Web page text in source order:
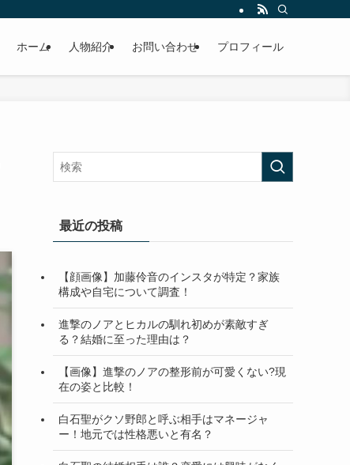
ホーム 人物紹介 お問い合わせ プロフィール
最近の投稿
【顔画像】加藤伶音のインスタが特定？家族
構成や自宅について調査！
進撃のノアとヒカルの馴れ初めが素敵すぎ
る？結婚に至った理由は？
【画像】進撃のノアの整形前が可愛くない?現
在の姿と比較！
白石聖がクソ野郎と呼ぶ相手はマネージャ
ー！地元では性格悪いと有名？